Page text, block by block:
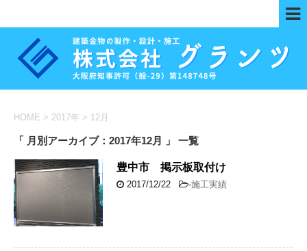
HOME > 2017年 > 12月
「 月別アーカイブ：2017年12月 」 一覧
豊中市 掲示板取付け
2017/12/22 -施工実績